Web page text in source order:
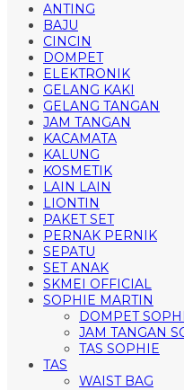
ANTING
BAJU
CINCIN
DOMPET
ELEKTRONIK
GELANG KAKI
GELANG TANGAN
JAM TANGAN
KACAMATA
KALUNG
KOSMETIK
LAIN LAIN
LIONTIN
PAKET SET
PERNAK PERNIK
SEPATU
SET ANAK
SKMEI OFFICIAL
SOPHIE MARTIN
DOMPET
JAM TANGAN
TAS SOPHIE
TAS
WAIST BAG